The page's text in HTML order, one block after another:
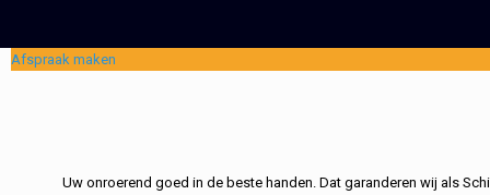
Afspraak maken
Uw onroerend goed in de beste handen. Dat garanderen wij als